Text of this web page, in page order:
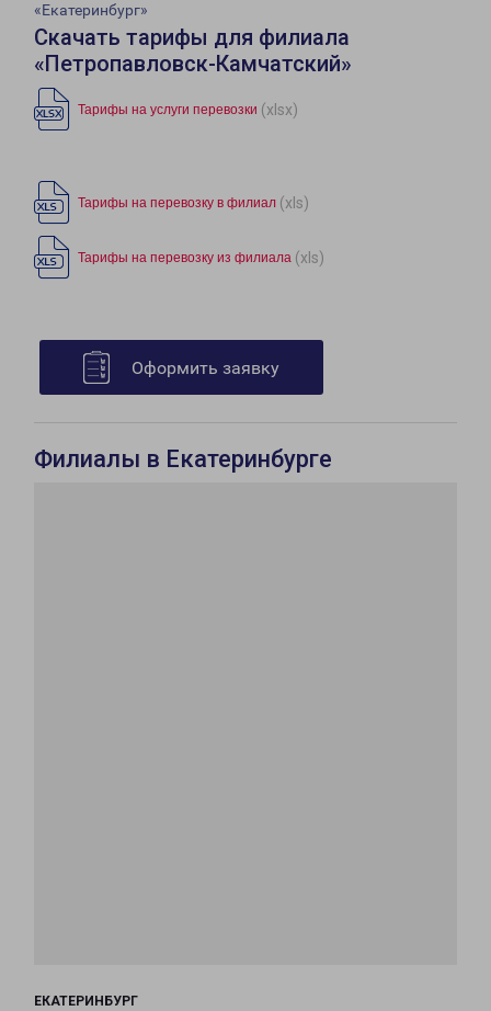
«Екатеринбург»
Скачать тарифы для филиала
«Петропавловск-Камчатский»
Тарифы на услуги перевозки (xlsx)
Тарифы на перевозку в филиал (xls)
Тарифы на перевозку из филиала (xls)
Оформить заявку
Филиалы в Екатеринбурге
ЕКАТЕРИНБУРГ